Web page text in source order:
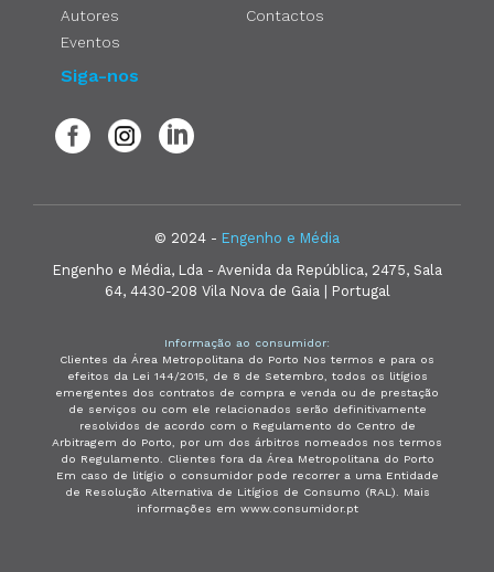
Autores
Eventos
Contactos
Siga-nos
© 2024 - Engenho e Média
Engenho e Média, Lda - Avenida da República, 2475, Sala
64, 4430-208 Vila Nova de Gaia | Portugal
Informação ao consumidor:
Clientes da Área Metropolitana do Porto Nos termos e para os
efeitos da Lei 144/2015, de 8 de Setembro, todos os litígios
emergentes dos contratos de compra e venda ou de prestação
de serviços ou com ele relacionados serão definitivamente
resolvidos de acordo com o Regulamento do Centro de
Arbitragem do Porto, por um dos árbitros nomeados nos termos
do Regulamento. Clientes fora da Área Metropolitana do Porto
Em caso de litígio o consumidor pode recorrer a uma Entidade
de Resolução Alternativa de Litígios de Consumo (RAL). Mais
informações em www.consumidor.pt